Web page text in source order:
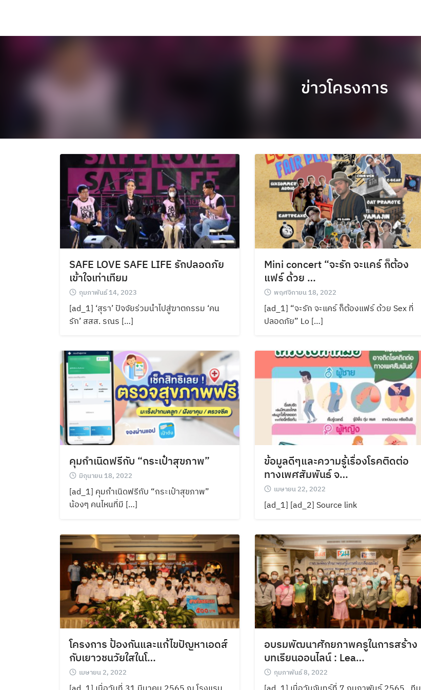
ข่าวโครงการ
SAFE LOVE SAFE LIFE รักปลอดภัย
เข้าใจเท่าเทียม
กุมภาพันธ์ 14, 2023
[ad_1] ‘สุรา’ ปัจจัยร่วมนำไปสู่ฆาตกรรม ‘คน
รัก’ สสส. รณร […]
Mini concert “จะรัก จะแคร์ ก็ต้อง
แฟร์ ด้วย …
พฤศจิกายน 18, 2022
[ad_1] “จะรัก จะแคร์ ก็ต้องแฟร์ ด้วย Sex ที่
ปลอดภัย” Lo […]
คุมกำเนิดฟรีกับ “กระเป๋าสุขภาพ”
มิถุนายน 18, 2022
[ad_1] คุมกำเนิดฟรีกับ “กระเป๋าสุขภาพ”
น้องๆ คนไหนที่มี […]
ข้อมูลดีๆและความรู้เรื่องโรคติดต่อ
ทางเพศสัมพันธ์ จ…
เมษายน 22, 2022
[ad_1] [ad_2] Source link
โครงการ ป้องกันและแก้ไขปัญหาเอดส์
กับเยาวชนวัยใสในโ…
เมษายน 2, 2022
อบรมพัฒนาศักยภาพครูในการสร้าง
บทเรียนออนไลน์ : Lea…
กุมภาพันธ์ 8, 2022